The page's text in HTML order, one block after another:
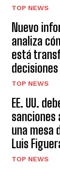
TOP NEWS
Nuevo
analiza
está
TOP NEWS
EE. UU.
sanciones
una mesa
Luis
TOP NEWS